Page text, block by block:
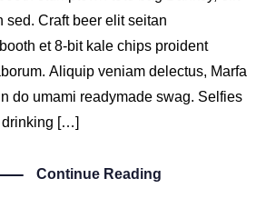
sed. Craft beer elit seitan
et 8-bit kale chips proident
Aliquip veniam delectus, Marfa
do umami readymade swag. Selfies
drinking […]
Continue Reading